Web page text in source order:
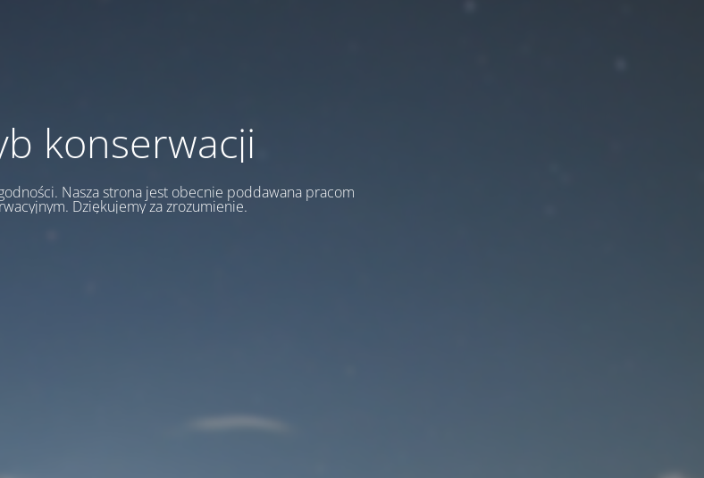
konserwacji
Nasza strona jest obecnie poddawana pracom
Dziękujemy za zrozumienie.